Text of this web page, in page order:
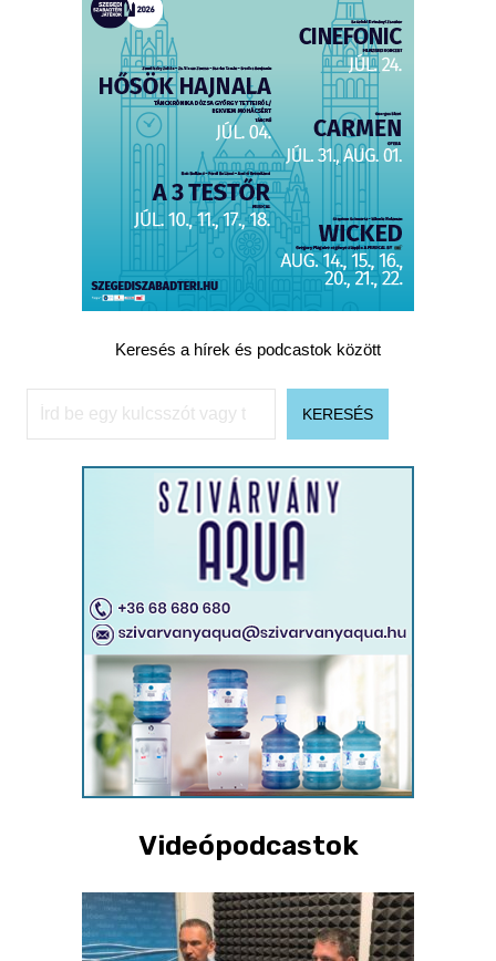
Keresés a hírek és podcastok között
Keresés
KERESÉS
Videópodcastok